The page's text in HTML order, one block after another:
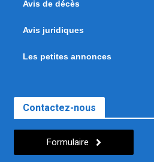
Avis de décès
Avis juridiques
Les petites annonces
Contactez-nous
Formulaire